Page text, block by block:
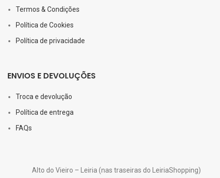
Termos & Condições
Política de Cookies
Política de privacidade
ENVIOS E DEVOLUÇÕES
Troca e devolução
Política de entrega
FAQs
Alto do Vieiro – Leiria (nas traseiras do LeiriaShopping)